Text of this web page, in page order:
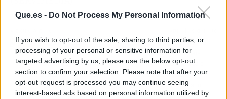
Que.es - Do Not Process My Personal Information
If you wish to opt-out of the sale, sharing to third parties, or
processing of your personal or sensitive information for
targeted advertising by us, please use the below opt-out
section to confirm your selection. Please note that after your
opt-out request is processed you may continue seeing
interest-based ads based on personal information utilized by
McDonald’s dona en
España más de 17
toneladas de comida a
Bancos de Alimentos
El Palacio de Hielo de
Madrid ya funciona
como morgue tras el
colapso de las
funerarias en Madrid